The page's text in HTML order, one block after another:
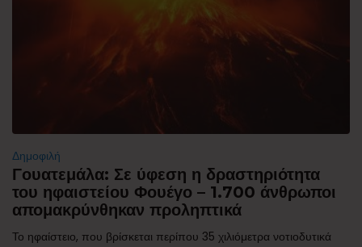
Δημοφιλή
Γουατεμάλα: Σε ύφεση η δραστηριότητα
του ηφαιστείου Φουέγο – 1.700 άνθρωποι
απομακρύνθηκαν προληπτικά
Το ηφαίστειο, που βρίσκεται περίπου 35 χιλιόμετρα νοτιοδυτικά